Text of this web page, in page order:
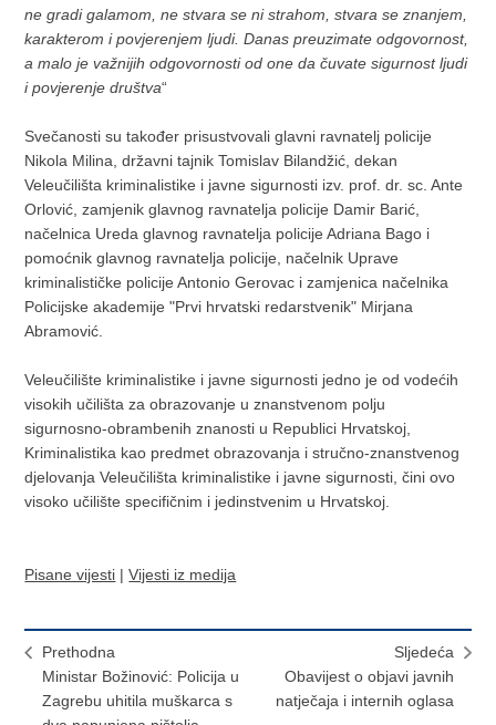
ne gradi galamom, ne stvara se ni strahom, stvara se znanjem,
karakterom i povjerenjem ljudi. Danas preuzimate odgovornost,
a malo je važnijih odgovornosti od one da čuvate sigurnost ljudi
i povjerenje društva“
Svečanosti su također prisustvovali glavni ravnatelj policije
Nikola Milina, državni tajnik Tomislav Bilandžić, dekan
Veleučilišta kriminalistike i javne sigurnosti izv. prof. dr. sc. Ante
Orlović, zamjenik glavnog ravnatelja policije Damir Barić,
načelnica Ureda glavnog ravnatelja policije Adriana Bago i
pomoćnik glavnog ravnatelja policije, načelnik Uprave
kriminalističke policije Antonio Gerovac i zamjenica načelnika
Policijske akademije "Prvi hrvatski redarstvenik" Mirjana
Abramović.
Veleučilište kriminalistike i javne sigurnosti jedno je od vodećih
visokih učilišta za obrazovanje u znanstvenom polju
sigurnosno-obrambenih znanosti u Republici Hrvatskoj,
Kriminalistika kao predmet obrazovanja i stručno-znanstvenog
djelovanja Veleučilišta kriminalistike i javne sigurnosti, čini ovo
visoko učilište specifičnim i jedinstvenim u Hrvatskoj.
Pisane vijesti |Vijesti iz medija
Prethodna
Ministar Božinović: Policija u
Zagrebu uhitila muškarca s
Sljedeća
Obavijest o objavi javnih
natječaja i internih oglasa